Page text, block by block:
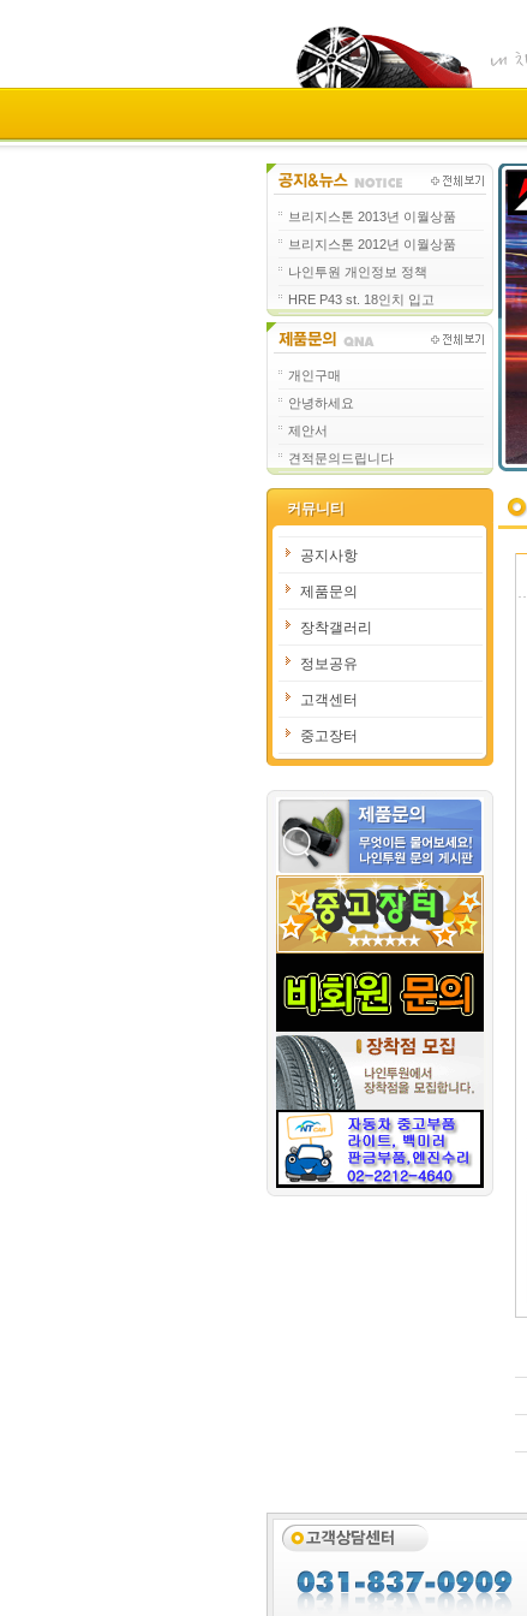
브리지스톤 2013년 이월상품
브리지스톤 2012년 이월상품
나인투원 개인정보 정책
HRE P43 st. 18인치 입고
개인구매
안녕하세요
제안서
견적문의드립니다
커뮤니티
커뮤니티
공지사항
제품문의
장착갤러리
정보공유
고객센터
중고장터